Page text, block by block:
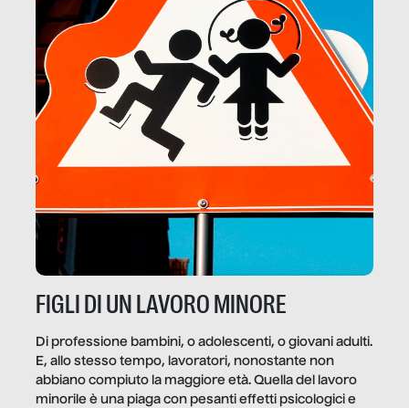
FIGLI DI UN LAVORO MINORE
Di professione bambini, o adolescenti, o giovani adulti.
E, allo stesso tempo, lavoratori, nonostante non
abbiano compiuto la maggiore età. Quella del lavoro
minorile è una piaga con pesanti effetti psicologici e